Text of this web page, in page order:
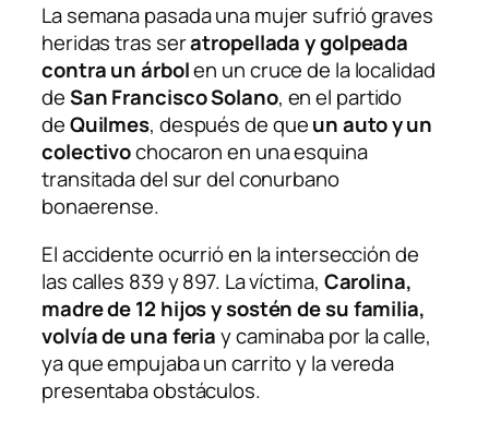
La semana pasada una mujer sufrió graves
heridas tras seratropellada y golpeada
contra un árbolen un cruce de la localidad
deSan Francisco Solano, en el partido
deQuilmes, después de queun auto y un
colectivochocaron en una esquina
transitada del sur del conurbano
bonaerense.
El accidente ocurrió en la intersección de
las calles 839 y 897. La víctima, Carolina,
madre de 12 hijos y sostén de su familia,
volvía de una feriay caminaba por la calle,
ya que empujaba un carrito y la vereda
presentaba obstáculos.